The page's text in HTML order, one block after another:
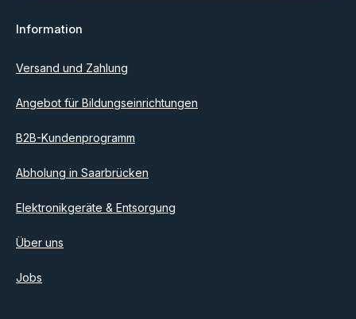
Ich habe dieDatenschutzbestimmungen
einverstanden.
Information
Versand und Zahlung
Angebot für Bildungseinrichtungen
B2B-Kundenprogramm
Abholung in Saarbrücken
Elektronikgeräte & Entsorgung
Über uns
Jobs